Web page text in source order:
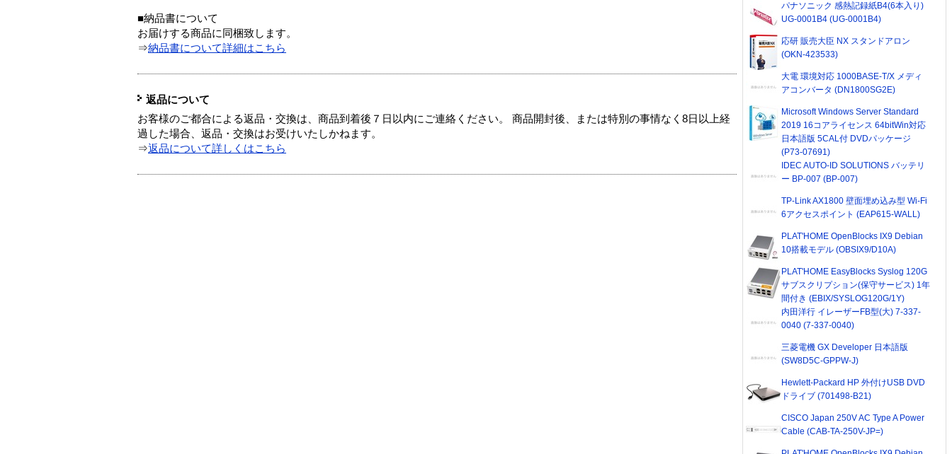
■納品書について
お届けする商品に同梱致します。
⇒納品書について詳細はこちら
返品について
お客様のご都合による返品・交換は、商品到着後７日以内にご連絡ください。 商品開封後、または特別の事情なく8日以上経
過した場合、返品・交換はお受けいたしかねます。
⇒返品について詳しくはこちら
パナソニック 感熱記録紙B4(6本入り)
UG-0001B4 (UG-0001B4)
応研 販売大臣 NX スタンドアロン
(OKN-423533)
大電 環境対応 1000BASE-T/X メディ
アコンバータ (DN1800SG2E)
Microsoft Windows Server Standard
2019 16コアライセンス 64bitWin対応
日本語版 5CAL付 DVDパッケージ
(P73-07691)
IDEC AUTO-ID SOLUTIONS バッテリ
ー BP-007 (BP-007)
TP-Link AX1800 壁面埋め込み型 Wi-Fi
6アクセスポイント (EAP615-WALL)
PLAT'HOME OpenBlocks IX9 Debian
10搭載モデル (OBSIX9/D10A)
PLAT'HOME EasyBlocks Syslog 120G
サブスクリプション(保守サービス) 1年
間付き (EBIX/SYSLOG120G/1Y)
内田洋行 イレーザーFB型(大) 7-337-
0040 (7-337-0040)
三菱電機 GX Developer 日本語版
(SW8D5C-GPPW-J)
Hewlett-Packard HP 外付けUSB DVD
ドライブ (701498-B21)
CISCO Japan 250V AC Type A Power
Cable (CAB-TA-250V-JP=)